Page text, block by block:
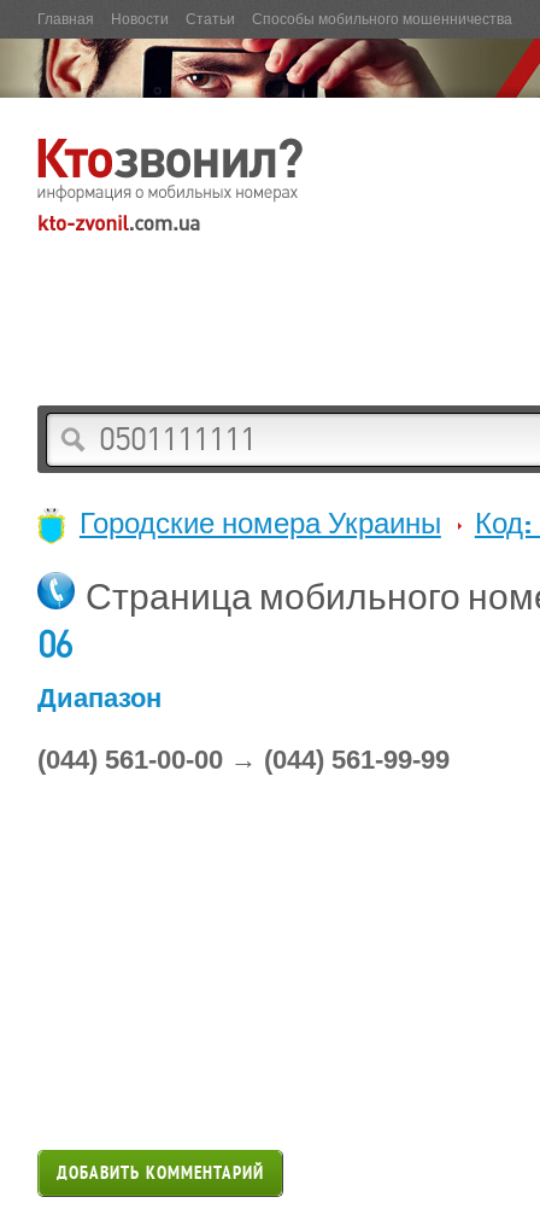
Главная Новости Статьи Способы мобильного мошенничества
Городские номера Украины Код:
Страница мобильного
06
Диапазон
(044) 561-00-00 → (044) 561-99-99
ДОБАВИТЬ КОММЕНТАРИЙ